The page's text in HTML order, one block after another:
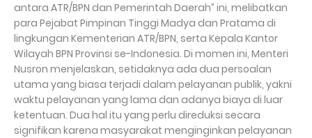
antara ATR/BPN dan Pemerintah Daerah” ini, melibatkan
para Pejabat Pimpinan Tinggi Madya dan Pratama di
lingkungan Kementerian ATR/BPN, serta Kepala Kantor
Wilayah BPN Provinsi se-Indonesia. Di momen ini, Menteri
Nusron menjelaskan, setidaknya ada dua persoalan
utama yang biasa terjadi dalam pelayanan publik, yakni
waktu pelayanan yang lama dan adanya biaya di luar
ketentuan. Dua hal itu yang perlu direduksi secara
signifikan karena masyarakat menginginkan pelayanan